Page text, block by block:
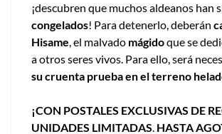
¡descubren que muchos aldeanos han
congelados! Para detenerlo, deberán
Hisame, el malvado mágidoque se
a otros seres vivos. Para ello, será
su cruenta prueba en el terreno
¡CON POSTALES EXCLUSIVAS DE
UNIDADES LIMITADAS. HASTA